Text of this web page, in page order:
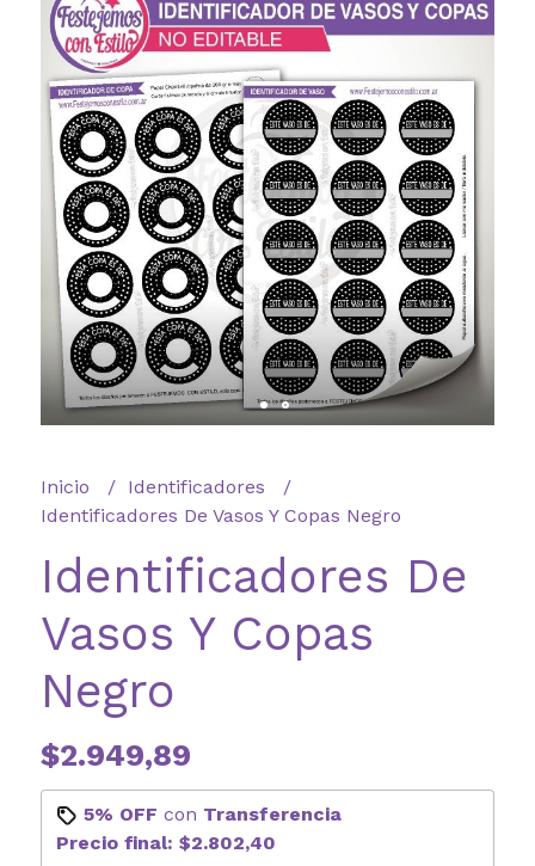
Inicio
Identificadores
Identificadores De Vasos Y Copas Negro
Identificadores De
Vasos Y Copas
Negro
$2.949,89
5% OFF con Transferencia
Precio final: $2.802,40